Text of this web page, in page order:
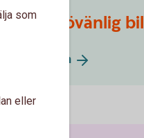
En miljövänlig bil
billån
som
eller